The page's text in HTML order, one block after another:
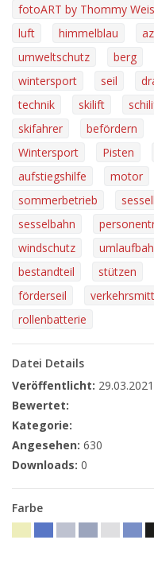
fotoART by Thommy
luft
himmelblau
umweltschutz
berg
wintersport
seil
technik
skilift
skifahrer
befördern
Wintersport
Pisten
aufstiegshilfe
motor
sommerbetrieb
sesselbahn
windschutz
bestandteil
stützen
förderseil
rollenbatterie
Datei Details
Veröffentlicht: 29.03.2021
Bewertet:
Kategorie:
Angesehen: 630
Downloads: 0
Farbe